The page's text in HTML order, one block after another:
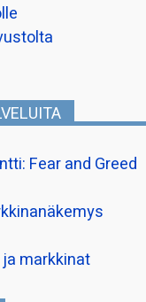
Fear and Greed
markkinat